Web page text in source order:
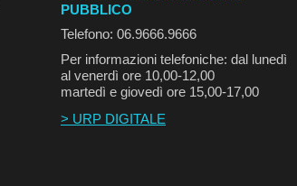
PUBBLICO
Telefono: 06.9666.9666
Per informazioni telefoniche: dal lunedì
al venerdì ore 10,00-12,00
martedì e giovedì ore 15,00-17,00
> URP DIGITALE